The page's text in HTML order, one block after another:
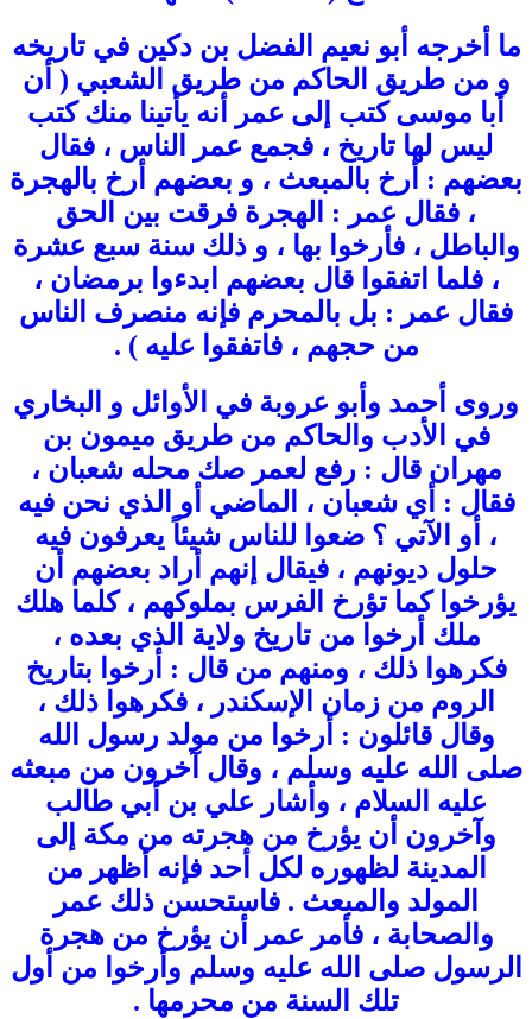
ما أخرجه أبو نعيم الفضل بن دكين في تاريخه
و من طريق الحاكم من طريق الشعبي ( أن
أبا موسى كتب إلى عمر أنه يأتينا منك كتب
ليس لها تاريخ ، فجمع عمر الناس ، فقال
بعضهم : أرخ بالمبعث ، و بعضهم أرخ بالهجرة
، فقال عمر : الهجرة فرقت بين الحق
والباطل ، فأرخوا بها ، و ذلك سنة سبع عشرة
، فلما اتفقوا قال بعضهم ابدءوا برمضان ،
فقال عمر : بل بالمحرم فإنه منصرف الناس
من حجهم ، فاتفقوا عليه ) .
وروى أحمد وأبو عروبة في الأوائل و البخاري
في الأدب والحاكم من طريق ميمون بن
مهران قال : رفع لعمر صك محله شعبان ،
فقال : أي شعبان ، الماضي أو الذي نحن فيه
، أو الآتي ؟ ضعوا للناس شيئاً يعرفون فيه
حلول ديونهم ، فيقال إنهم أراد بعضهم أن
يؤرخوا كما تؤرخ الفرس بملوكهم ، كلما هلك
ملك أرخوا من تاريخ ولاية الذي بعده ،
فكرهوا ذلك ، ومنهم من قال : أرخوا بتاريخ
الروم من زمان الإسكندر ، فكرهوا ذلك ،
وقال قائلون : أرخوا من مولد رسول الله
صلى الله عليه وسلم ، وقال آخرون من مبعثه
عليه السلام ، وأشار علي بن أبي طالب
وآخرون أن يؤرخ من هجرته من مكة إلى
المدينة لظهوره لكل أحد فإنه أظهر من
المولد والمبعث . فاستحسن ذلك عمر
والصحابة ، فأمر عمر أن يؤرخ من هجرة
الرسول صلى الله عليه وسلم وأرخوا من أول
تلك السنة من محرمها .